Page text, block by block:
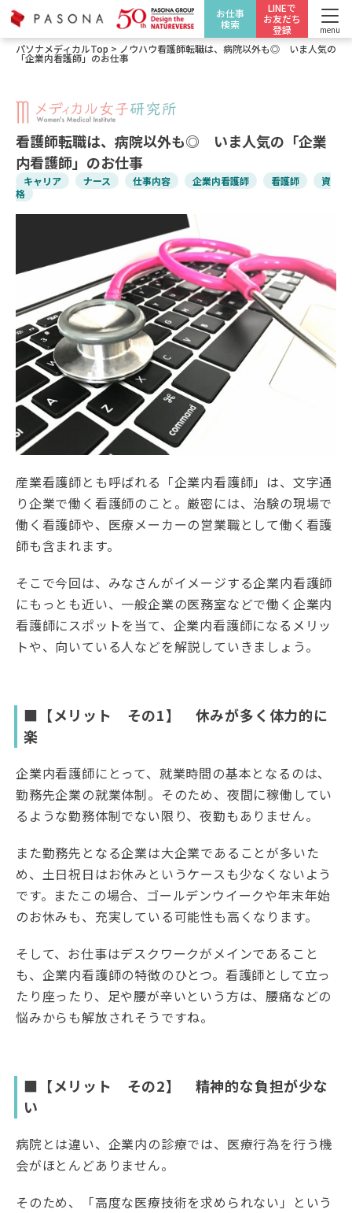
お仕事
検索
LINEで
お友だち
登録
menu
パソナメディカルTop > ノウハウ看護師転職は、病院以外も◎ いま人気の
「企業内看護師」のお仕事
看護師転職は、病院以外も◎ いま人気の「企業
内看護師」のお仕事
キャリア ナース 仕事内容 企業内看護師 看護師
資
格
産業看護師とも呼ばれる「企業内看護師」は、文字通
り企業で働く看護師のこと。厳密には、治験の現場で
働く看護師や、医療メーカーの営業職として働く看護
師も含まれます。
そこで今回は、みなさんがイメージする企業内看護師
にもっとも近い、一般企業の医務室などで働く企業内
看護師にスポットを当て、企業内看護師になるメリッ
トや、向いている人などを解説していきましょう。
■【メリット その1】 休みが多く体力的に
楽
企業内看護師にとって、就業時間の基本となるのは、
勤務先企業の就業体制。そのため、夜間に稼働してい
るような勤務体制でない限り、夜勤もありません。
また勤務先となる企業は大企業であることが多いた
め、土日祝日はお休みというケースも少なくないよう
です。またこの場合、ゴールデンウイークや年末年始
のお休みも、充実している可能性も高くなります。
そして、お仕事はデスクワークがメインであること
も、企業内看護師の特徴のひとつ。看護師として立っ
たり座ったり、足や腰が辛いという方は、腰痛などの
悩みからも解放されそうですね。
■【メリット その2】 精神的な負担が少な
い
病院とは違い、企業内の診療では、医療行為を行う機
会がほとんどありません。
そのため、「高度な医療技術を求められない」という